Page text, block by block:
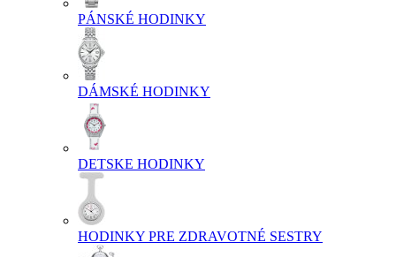
PÁNSKÉ HODINKY
DÁMSKÉ HODINKY
DETSKE HODINKY
HODINKY PRE ZDRAVOTNÉ SESTRY